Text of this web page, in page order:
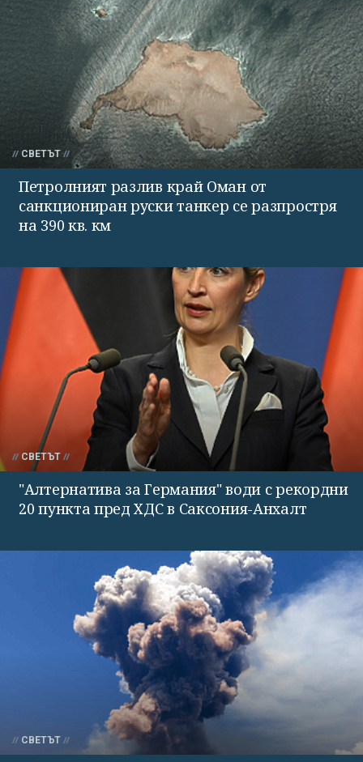
СВЕТЪТ
Петролният разлив край Оман от
санкциониран руски танкер се разпростря
на 390 кв. км
СВЕТЪТ
"Алтернатива за Германия" води с рекордни
20 пункта пред ХДС в Саксония-Анхалт
СВЕТЪТ